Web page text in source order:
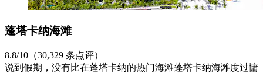
蓬塔卡纳海滩
8.8/10（30,329 条点评）
说到假期，没有比在蓬塔卡纳的热门海滩蓬塔卡纳海滩度过慵